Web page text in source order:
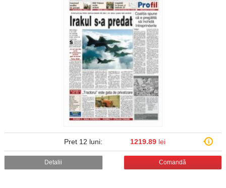
Pret 12 luni: 1219.89lei
Detalii Comandă